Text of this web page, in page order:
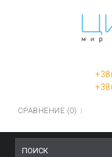
СРАВНЕНИЕ (0)